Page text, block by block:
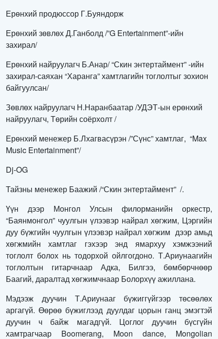
Ерөнхий продюссор Г.Буяндорж
Ерөнхий зөвлөх Д.Ганболд /”G Entertainment”-ийн
захирал/
Ерөнхий найруулагч Б.Анар/ “Скин энтертаймент” -ийн
захирал-саяхан “Харанга” хамтлагийн тоглолтыг зохион
байгуулсан/
Зөвлөх найруулагч Н.Наранбаатар /УДЭТ-ын ерөнхий
найруулагч, Төрийн соёрхолт /
Ерөнхий менежер Б.Лхагвасүрэн /”Сүнс” хамтлаг, “Max
Music Entertainment”/
Dj-OG
Тайзны менежер Баажий /“Скин энтертаймент” /.
Үүн дээр Монгол Улсын филорманийн оркестр,
“Баянмонгол” чуулгын үлээвэр найрал хөгжим, Цэргийн
дуу бүжгийн чуулгын үлээвэр найрал хөгжим дээр амьд
хөгжмийн хамтлаг гэхээр энд ямархуу хэмжээний
тоглолт болох нь тодорхой ойлгогдоно. Т.Ариунаагийн
тоглолтын гитарчнаар Адка, Билгээ, бөмбөрчнөөр
Баагий, даралтад хөгжимчнаар Болорхүү ажиллана.
Мэдээж дуучин Т.Ариунааг бүжиггүйгээр төсөөлөх
аргагүй. Өөрөө бүжиглээд дуулдаг цорын ганц эмэгтэй
дуучин ч байж магадгүй. Цоглог дуучин бүсгүйн
хамтрагчаар Boomerang, Moon dance, Mongolian